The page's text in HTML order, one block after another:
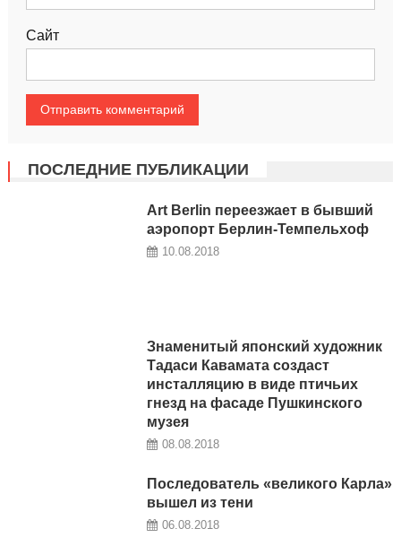
Сайт
ПОСЛЕДНИЕ ПУБЛИКАЦИИ
Art Berlin переезжает в бывший
аэропорт Берлин-Темпельхоф
10.08.2018
Знаменитый японский художник
Тадаси Кавамата создаст
инсталляцию в виде птичьих
гнезд на фасаде Пушкинского
музея
08.08.2018
Последователь «великого Карла»
вышел из тени
06.08.2018